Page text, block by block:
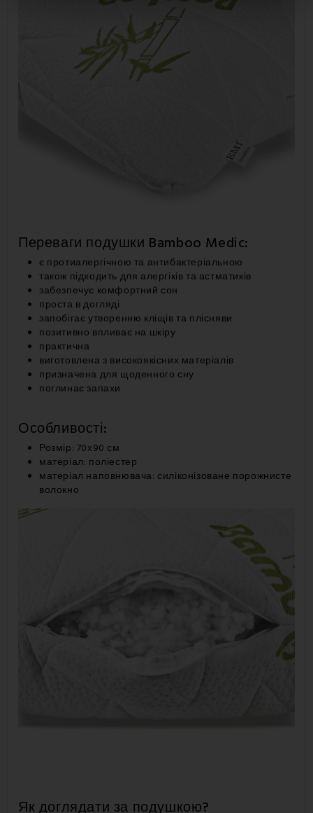
Переваги подушки Bamboo Medic:
є протиалергічною та антибактеріальною
також підходить для алергіків та астматиків
забезпечує комфортний сон
проста в догляді
запобігає утворенню кліщів та плісняви
позитивно впливає на шкіру
практична
виготовлена з високоякісних матеріалів
призначена для щоденного сну
поглинає запахи
Особливості:
Розмір: 70x90 см
матеріал: поліестер
матеріал наповнювача: силіконізоване порожнисте
волокно
Як доглядати за подушкою?